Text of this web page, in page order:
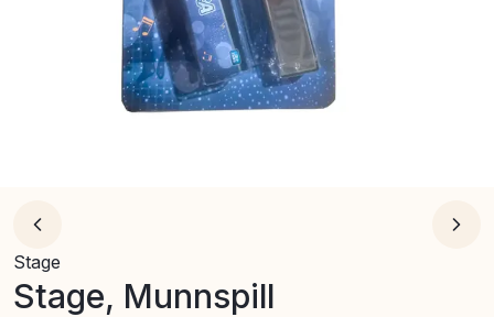
Stage
Stage, Munnspill